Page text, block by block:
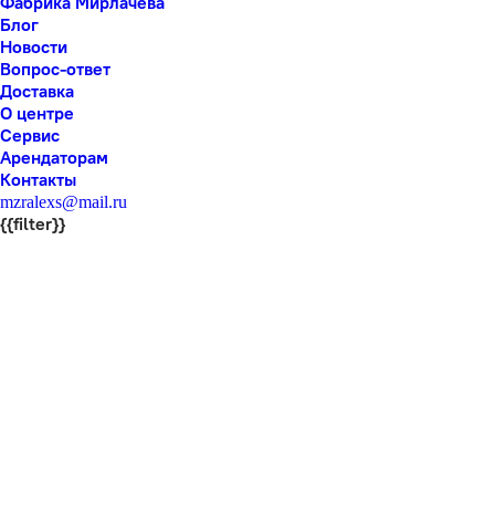
Блог
Новости
Вопрос-ответ
Доставка
О центре
Сервис
Арендаторам
Контакты
mzralexs@mail.ru
{{filter}}